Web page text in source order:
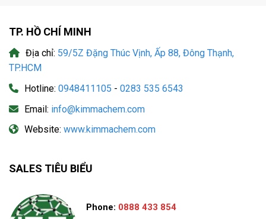
TP. HỒ CHÍ MINH
Địa chỉ: 59/5Z Đặng Thúc Vịnh, Ấp 88, Đông Thạnh,
TP.HCM
Hotline: 0948411105 - 0283 535 6543
Email: info@kimmachem.com
Website: www.kimmachem.com
SALES TIÊU BIỂU
Phone: 0888 433 854